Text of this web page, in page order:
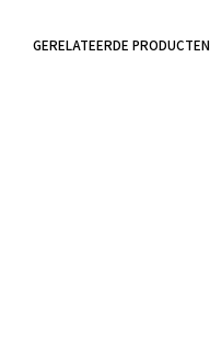
GERELATEERDE PRODUCTEN